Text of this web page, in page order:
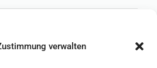
verwalten
nachvollziehbare
Meldern, Bedienung,